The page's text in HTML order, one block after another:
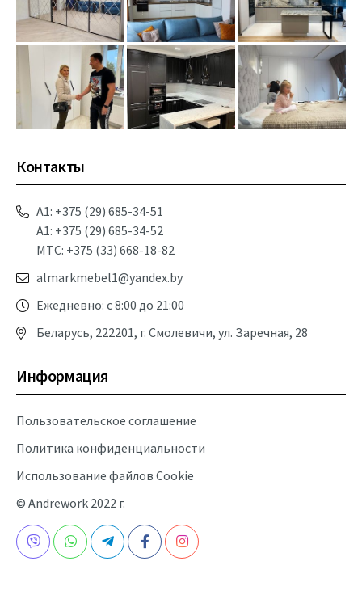
Контакты
A1: +375 (29) 685-34-51
А1: +375 (29) 685-34-52
МТС: +375 (33) 668-18-82
almarkmebel1@yandex.by
Ежедневно: с 8:00 до 21:00
Беларусь, 222201, г. Смолевичи, ул. Заречная, 28
Информация
Пользовательское соглашение
Политика конфиденциальности
Использование файлов Cookie
© Andrework 2022 г.